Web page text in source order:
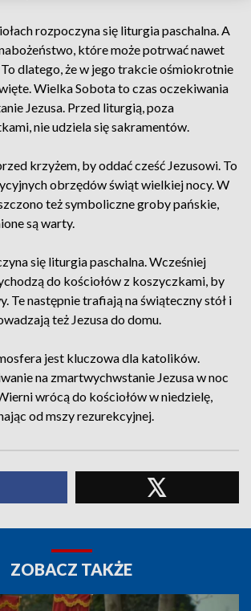
rozpoczyna się liturgia paschalna. A
które może potrwać nawet
dlatego, że w jego trakcie ośmiokrotnie
Wielka Sobota to czas oczekiwania
Jezusa. Przed liturgią, poza
nie udziela się sakramentów.
krzyżem, by oddać cześć Jezusowi. To
obrzędów świąt wielkiej nocy. W
też symboliczne groby pańskie,
są warty.
się liturgia paschalna. Wcześniej
do kościołów z koszyczkami, by
Te następnie trafiają na świąteczny stół i
też Jezusa do domu.
jest kluczowa dla katolików.
na zmartwychwstanie Jezusa w noc
wrócą do kościołów w niedzielę,
od mszy rezurekcyjnej.
ZOBACZ TAKŻE